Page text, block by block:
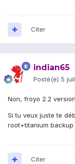
Citer
indian65
Posté(e) 5
Non, froyo 2.2
Si tu veux juste te
root+titanium backup
Citer